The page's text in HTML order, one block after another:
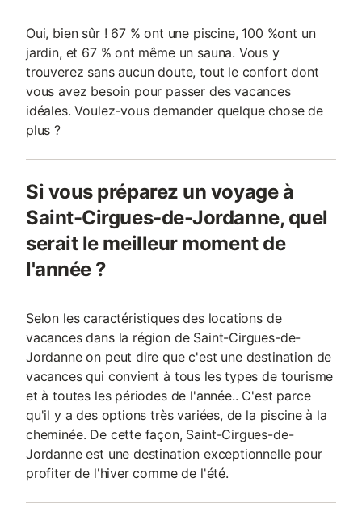
Oui, bien sûr ! 67 % ont une piscine, 100 %ont un
jardin, et 67 % ont même un sauna. Vous y
trouverez sans aucun doute, tout le confort dont
vous avez besoin pour passer des vacances
idéales. Voulez-vous demander quelque chose de
plus ?
Si vous préparez un voyage à
Saint-Cirgues-de-Jordanne, quel
serait le meilleur moment de
l'année ?
Selon les caractéristiques des locations de
vacances dans la région de Saint-Cirgues-de-
Jordanne on peut dire que c'est une destination de
vacances qui convient à tous les types de tourisme
et à toutes les périodes de l'année.. C'est parce
qu'il y a des options très variées, de la piscine à la
cheminée. De cette façon, Saint-Cirgues-de-
Jordanne est une destination exceptionnelle pour
profiter de l'hiver comme de l'été.